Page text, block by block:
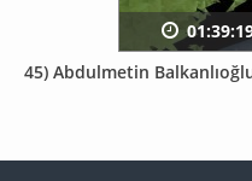
45) Abdulmetin